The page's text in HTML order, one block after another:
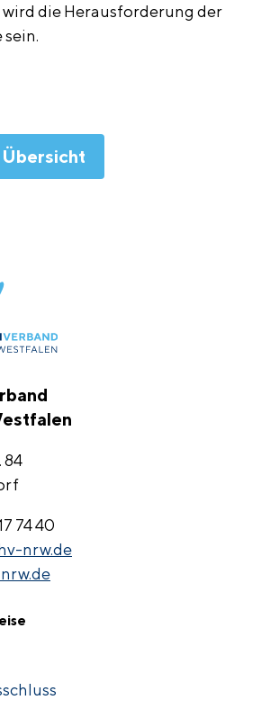
wird die Herausforderung der
sein.
84
74 40
nrw.de